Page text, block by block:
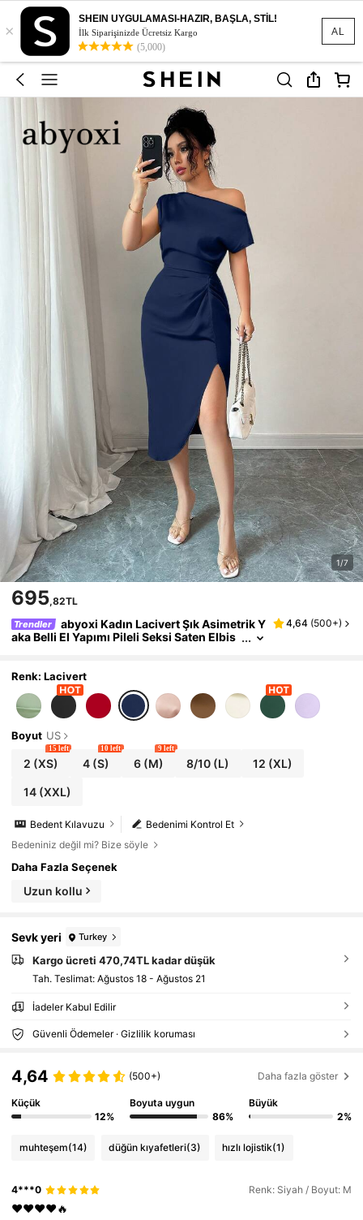
AL
×
SHEIN UYGULAMASI-HAZIR, BAŞLA, STİL!
İlk Siparişinizde Ücretsiz Kargo
(5,000)
1/7
695,82TL
Trendler
abyoxi Kadın Lacivert Şık Asimetrik Y
aka Belli El Yapımı Pileli Seksi Saten Elbis
har/Yaz Uzun Elbise
4,64 (500+)
Renk: Lacivert
Boyut US
2 (XS)
15 left
4(S)
10 left
6(M)
9 left
8/10 (L) 12 (XL)
14(XXL)
Bedenimi Kontrol Et
Bedent Kılavuzu
Bedeniniz değil mi? Bize söyle
Daha Fazla Seçenek
Uzun kollu
Sevk yeri Turkey
Kargo ücreti 470,74TL kadar düşük
Tah. Teslimat: Ağustos 18 - Ağustos 21
İadeler Kabul Edilir
Güvenli Ödemeler · Gizlilik koruması
4,64 (500+) Daha fazla göster
Küçük
12%
Boyuta uygun
86%
Büyük
2%
muhteşem(14) düğün kıyafetleri(3) hızlı lojistik(1)
4***0 Renk: Siyah / Boyut: M
❤️❤️❤️❤️🔥